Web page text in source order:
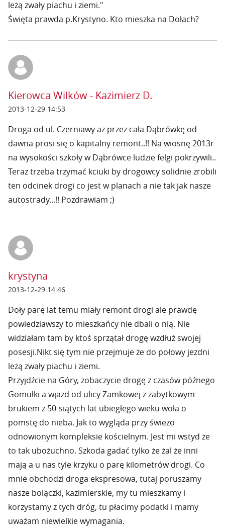
leżą zwały piachu i ziemi."
Święta prawda p.Krystyno. Kto mieszka na Dołach?
Kierowca Wilków - Kazimierz D.
2013-12-29 14:53
Droga od ul. Czerniawy aż przez cała Dąbrówkę od
dawna prosi się o kapitalny remont..!! Na wiosnę 2013r
na wysokości szkoły w Dąbrówce ludzie felgi pokrzywili..
Teraz trzeba trzymać kciuki by drogowcy solidnie zrobili
ten odcinek drogi co jest w planach a nie tak jak nasze
autostrady...!! Pozdrawiam ;)
krystyna
2013-12-29 14:46
Doły parę lat temu miały remont drogi ale prawdę
powiedziawszy to mieszkańcy nie dbali o nią. Nie
widziałam tam by ktoś sprzątał drogę wzdłuż swojej
posesji.Nikt się tym nie przejmuje że do połowy jezdni
leżą zwały piachu i ziemi.
Przyjdźcie na Góry, zobaczycie drogę z czasów późnego
Gomułki a wjazd od ulicy Zamkowej z zabytkowym
brukiem z 50-siątych lat ubiegłego wieku woła o
pomstę do nieba. Jak to wygląda przy świeżo
odnowionym kompleksie kościelnym. Jest mi wstyd że
to tak ubożuchno. Szkoda gadać tylko że żal że inni
mają a u nas tyle krzyku o parę kilometrów drogi. Co
mnie obchodzi droga ekspresowa, tutaj poruszamy
nasze bolączki, kazimierskie, my tu mieszkamy i
korzystamy z tych dróg, tu płacimy podatki i mamy
uważam niewielkie wymagania.